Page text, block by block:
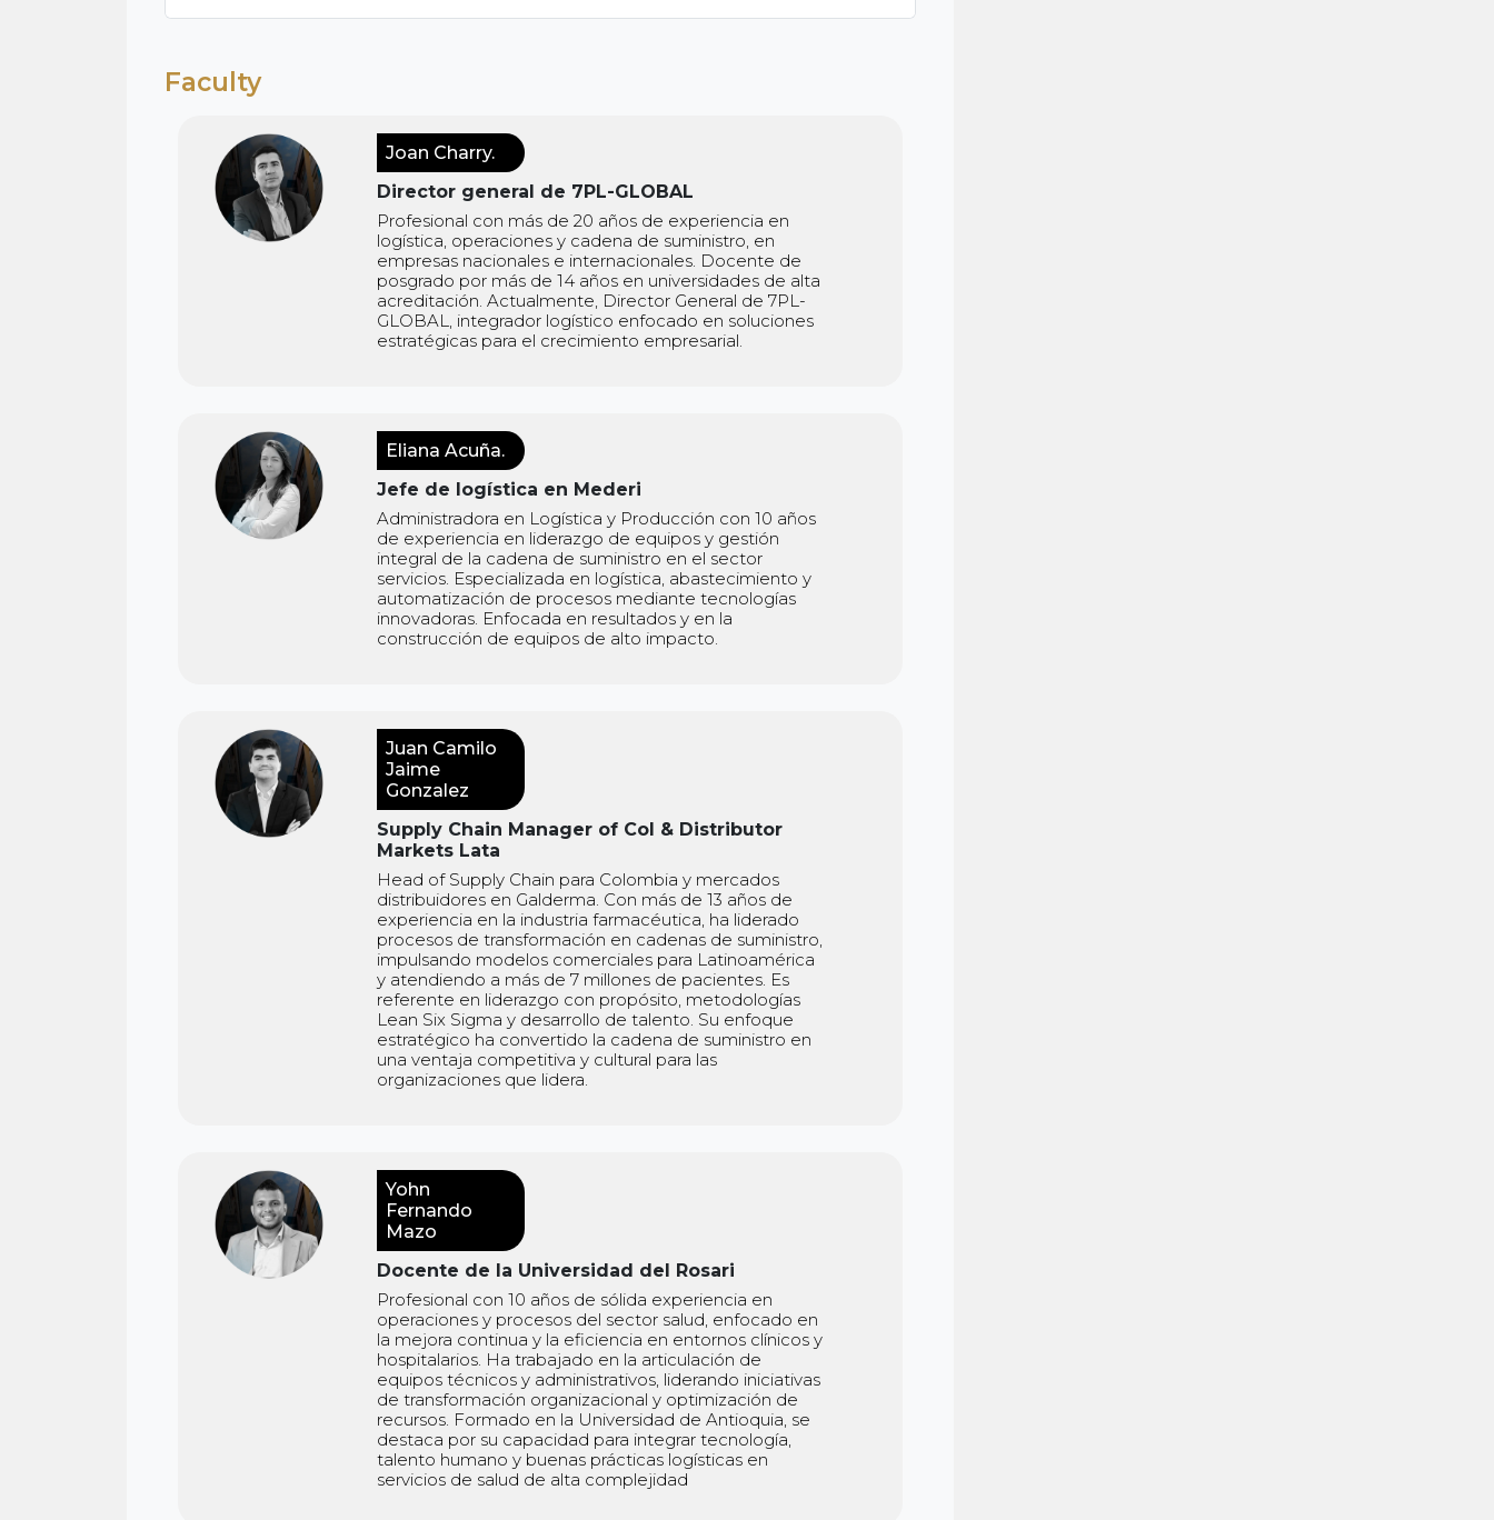
Faculty
Joan Charry.
Director general de 7PL-GLOBAL
Profesional con más de 20 años de experiencia en
logística, operaciones y cadena de suministro, en
empresas nacionales e internacionales. Docente de
posgrado por más de 14 años en universidades de alta
acreditación. Actualmente, Director General de 7PL-
GLOBAL, integrador logístico enfocado en soluciones
estratégicas para el crecimiento empresarial.
Eliana Acuña.
Jefe de logística en Mederi
Administradora en Logística y Producción con 10 años
de experiencia en liderazgo de equipos y gestión
integral de la cadena de suministro en el sector
servicios. Especializada en logística, abastecimiento y
automatización de procesos mediante tecnologías
innovadoras. Enfocada en resultados y en la
construcción de equipos de alto impacto.
Juan Camilo
Jaime
Gonzalez
Supply Chain Manager of Col & Distributor
Markets Lata
Head of Supply Chain para Colombia y mercados
distribuidores en Galderma. Con más de 13 años de
experiencia en la industria farmacéutica, ha liderado
procesos de transformación en cadenas de suministro,
impulsando modelos comerciales para Latinoamérica
y atendiendo a más de 7 millones de pacientes. Es
referente en liderazgo con propósito, metodologías
Lean Six Sigma y desarrollo de talento. Su enfoque
estratégico ha convertido la cadena de suministro en
una ventaja competitiva y cultural para las
organizaciones que lidera.
Yohn
Fernando
Mazo
Docente de la Universidad del Rosari
Profesional con 10 años de sólida experiencia en
operaciones y procesos del sector salud, enfocado en
la mejora continua y la eficiencia en entornos clínicos y
hospitalarios. Ha trabajado en la articulación de
equipos técnicos y administrativos, liderando iniciativas
de transformación organizacional y optimización de
recursos. Formado en la Universidad de Antioquia, se
destaca por su capacidad para integrar tecnología,
talento humano y buenas prácticas logísticas en
servicios de salud de alta complejidad